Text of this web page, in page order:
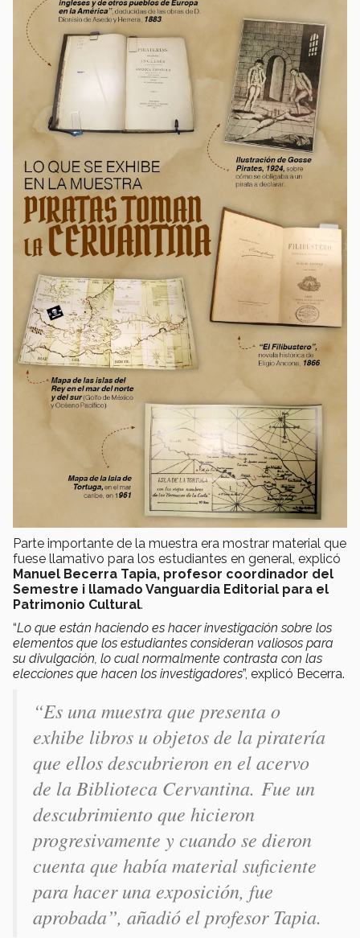
Parte importante de la muestra era mostrar material que
fuese llamativo para los estudiantes en general, explicó
Manuel Becerra Tapia, profesor coordinador del
Semestre i llamado Vanguardia Editorial para el
Patrimonio Cultural.
“Lo que están haciendo es hacer investigación sobre los
elementos que los estudiantes consideran valiosos para
su divulgación, lo cual normalmente contrasta con las
elecciones que hacen los investigadores”, explicó Becerra.
“Es una muestra que presenta o
exhibe libros u objetos de la piratería
que ellos descubrieron en el acervo
de la Biblioteca Cervantina. Fue un
descubrimiento que hicieron
progresivamente y cuando se dieron
cuenta que había material suficiente
para hacer una exposición, fue
aprobada”, añadió el profesor Tapia.